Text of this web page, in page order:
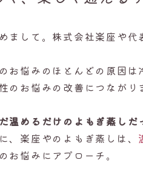
まして。株式会社楽座や
お悩みのほとんどの原因
のお悩みの改善につながり
だ温めるだけのよもぎ蒸し
、楽座やのよもぎ蒸しは、
お悩みにアプローチ。